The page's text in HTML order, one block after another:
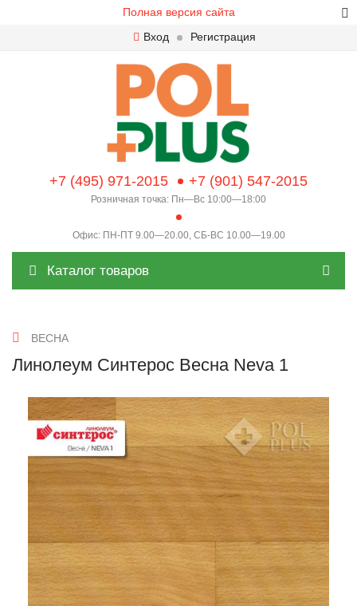
Полная версия сайта
Вход
Регистрация
+7 (495) 971-2015 +7 (901) 547-2015
Розничная точка: Пн—Вс 10:00—18:00
Офис: ПН-ПТ 9.00—20.00, СБ-ВС 10.00—19.00
Каталог товаров
ВЕСНА
Линолеум Синтерос Весна Neva 1